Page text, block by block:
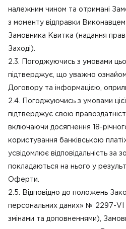
належним чином та отримані
з моменту відправки
Замовника Квитка (надання
Заході).
2.3. Погоджуючись з умовами
підтверджує, що уважно
Договору та інформацією,
2.4. Погоджуючись з умовами
підтверджує свою
включаючи досягнення 18-
користування банківською
усвідомлює відповідальність за
покладаються на нього у
Оферти.
2.5. Відповідно до положень
персональних даних» № 2297-VI
змінами та доповненнями),